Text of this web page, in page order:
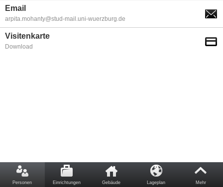
Email
arpita.mohanty@stud-mail.uni-wuerzburg.de
Visitenkarte
Download
Personen Einrichtungen Gebäude Lageplan Mehr